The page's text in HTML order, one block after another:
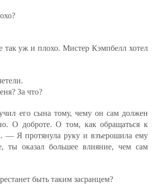
уж и плохо. Мистер Кэмпбелл хотел
За что?
его сына тому, чему он сам должен
О доброте. О том, как обращаться к
— Я протянула руку и взъерошила ему
оказал большее влияние, чем сам
быть таким засранцем?